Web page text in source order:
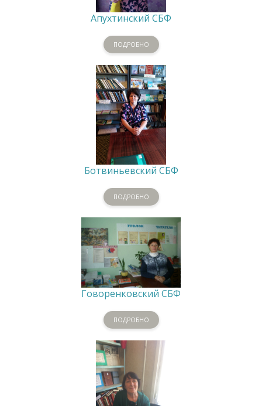
Апухтинский СБФ
ПОДРОБНО
Ботвиньевский СБФ
ПОДРОБНО
Говоренковский СБФ
ПОДРОБНО